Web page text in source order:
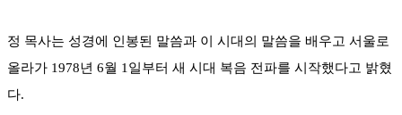
정 목사는 성경에 인봉된 말씀과 이 시대의 말씀을 배우고 서울로
올라가 1978년 6월 1일부터 새 시대 복음 전파를 시작했다고 밝혔
다.